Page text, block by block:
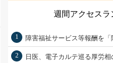
週間アクセスラ
1 障害福祉サービス等報酬を
2 日医、電子カルテ巡る厚労